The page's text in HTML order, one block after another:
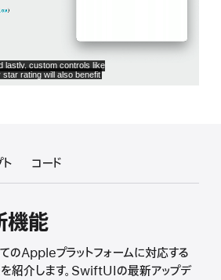
コード
能
Appleプラットフォームに対応する
紹介します。SwiftUIの最新アップデ